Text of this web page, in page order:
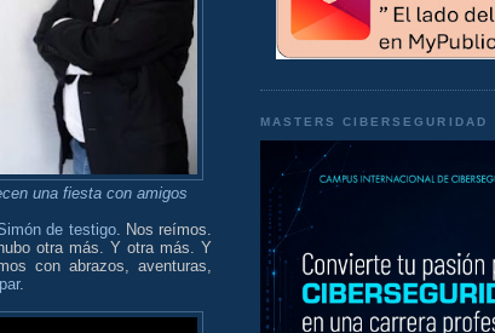
una fiesta con amigos
de testigo. Nos reímos.
otra más. Y otra más. Y
con abrazos, aventuras,
.
MASTERS CIBERSEGURIDAD